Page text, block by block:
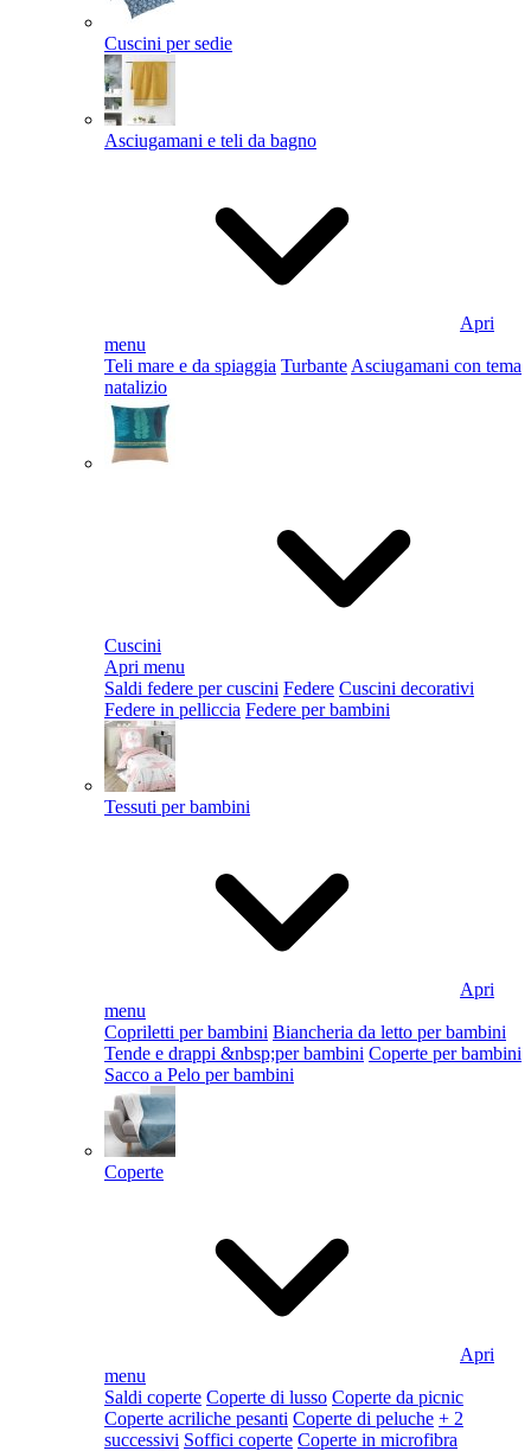
Cuscini per sedie
Asciugamani e teli da bagno
Apri
menu
Teli mare e da spiaggia Turbante Asciugamani con tema
natalizio
Cuscini
Apri menu
Saldi federe per cuscini Federe Cuscini decorativi
Federe in pelliccia Federe per bambini
Tessuti per bambini
Apri
menu
Copriletti per bambini Biancheria da letto per bambini
Tende e drappi &nbsp;per bambini Coperte per bambini
Sacco a Pelo per bambini
Coperte
Apri
menu
Saldi coperte Coperte di lusso Coperte da picnic
Coperte acriliche pesanti Coperte di peluche + 2
successivi Soffici coperte Coperte in microfibra